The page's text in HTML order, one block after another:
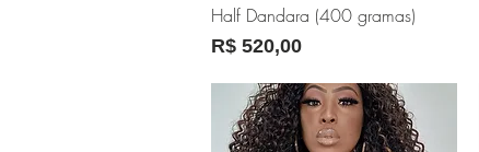
Visualização rápida
Half Dandara (400 gramas)
Preço
R$ 520,00